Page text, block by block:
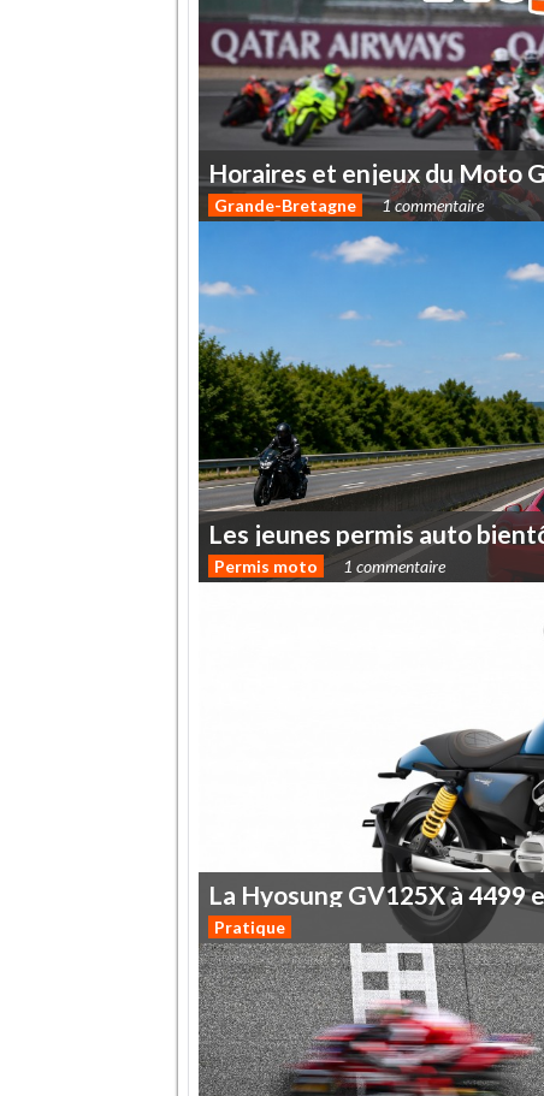
Horaires et enjeux du Moto
Grande-Bretagne 1 commentaire
Les jeunes permis auto
Permis moto 1 commentaire
La Hyosung GV125Xà4499
Pratique